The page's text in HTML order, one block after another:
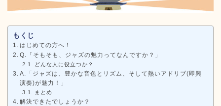
もくじ
はじめての方へ！
Q.「そもそも、ジャズの魅力ってなんですか？」
どんな人に役立つか？
A.「ジャズは、豊かな音色とリズム、そして熱いアドリブ(即興
演奏)が魅力！」
まとめ
解決できたでしょうか？